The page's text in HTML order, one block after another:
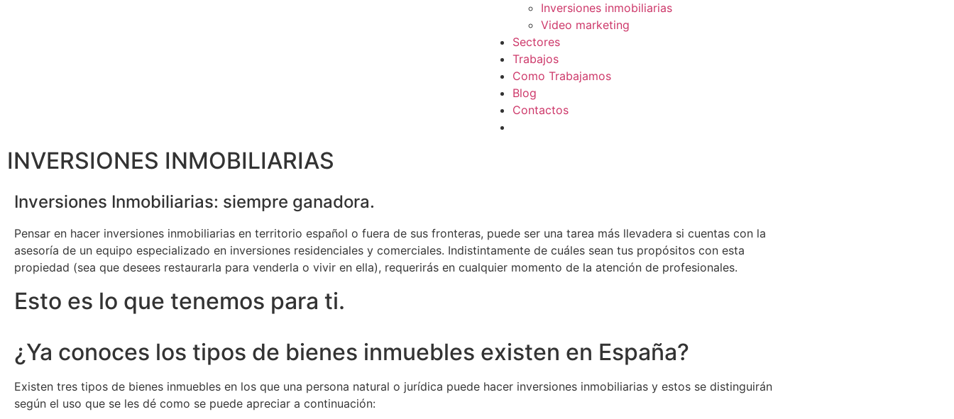
Inversiones inmobiliarias
Video marketing
Sectores
Trabajos
Como Trabajamos
Blog
Contactos
INVERSIONES INMOBILIARIAS
Inversiones Inmobiliarias: siempre ganadora.
Pensar en hacer inversiones inmobiliarias en territorio español o fuera de sus fronteras, puede ser una tarea más llevadera si cuentas con la
asesoría de un equipo especializado en inversiones residenciales y comerciales. Indistintamente de cuáles sean tus propósitos con esta
propiedad (sea que desees restaurarla para venderla o vivir en ella), requerirás en cualquier momento de la atención de profesionales.
Esto es lo que tenemos para ti.
¿Ya conoces los tipos de bienes inmuebles existen en España?
Existen tres tipos de bienes inmuebles en los que una persona natural o jurídica puede hacer inversiones inmobiliarias y estos se distinguirán
según el uso que se les dé como se puede apreciar a continuación: